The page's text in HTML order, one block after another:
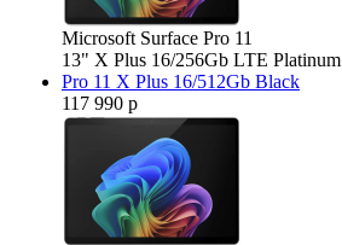
Microsoft Surface Pro 11
13" X Plus 16/256Gb LTE Platinum
Pro 11 X Plus 16/512Gb Black
117 990 р